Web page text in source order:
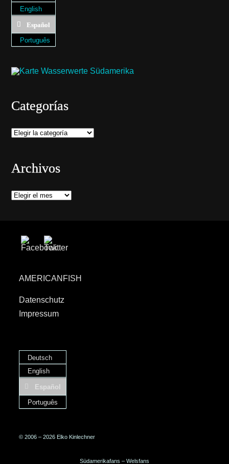
English
Español
Português
Categorías
Categorías
Archivos
Archivos
AMERICANFISH
Datenschutz
Impressum
Deutsch
English
Español
Português
© 2006 – 2026 Elko Kinlechner
Südamerikafans – Welsfans